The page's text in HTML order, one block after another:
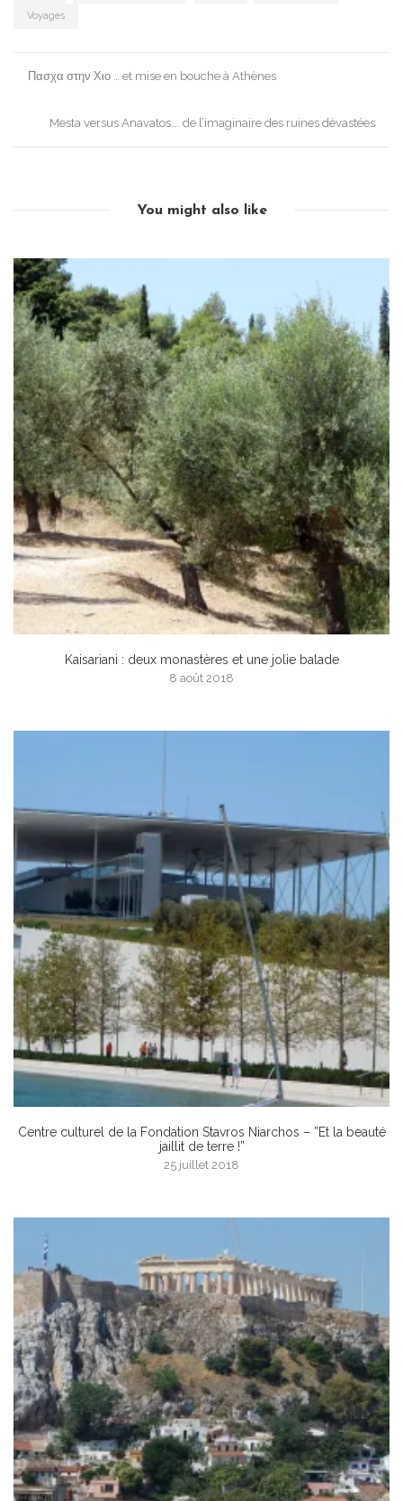
Voyages
Post
Πασχα στην Χιο … et mise en bouche à Athènes
Mesta versus Anavatos…. de l’imaginaire des ruines dévastées
You might also like
Kaisariani : deux monastères et une jolie balade
8 août 2018
Centre culturel de la Fondation Stavros Niarchos – ”Et la beauté
jaillit de terre !”
25 juillet 2018